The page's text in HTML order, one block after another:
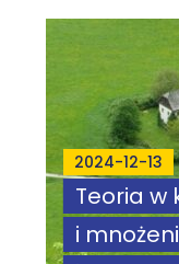
2024-12-13
Teoria w
i